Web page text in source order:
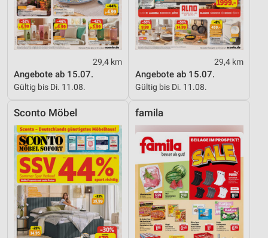
29,4 km
Angebote ab 15.07.
Gültig bis Di. 11.08.
29,4 km
Angebote ab 15.07.
Gültig bis Di. 11.08.
Sconto Möbel famila